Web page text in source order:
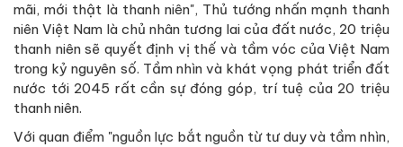
mãi, mới thật là thanh niên", Thủ tướng nhấn mạnh thanh
niên Việt Nam là chủ nhân tương lai của đất nước, 20 triệu
thanh niên sẽ quyết định vị thế và tầm vóc của Việt Nam
trong kỷ nguyên số. Tầm nhìn và khát vọng phát triển đất
nước tới 2045 rất cần sự đóng góp, trí tuệ của 20 triệu
thanh niên.
Với quan điểm "nguồn lực bắt nguồn từ tư duy và tầm nhìn,